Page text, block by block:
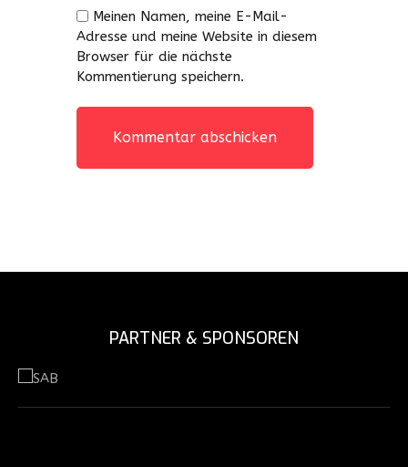
Meinen Namen, meine E-Mail-
Adresse und meine Website in diesem
Browser für die nächste
Kommentierung speichern.
PARTNER & SPONSOREN